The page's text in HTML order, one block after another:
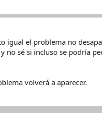
el problema no
sé si incluso se podría
volverá a aparecer.